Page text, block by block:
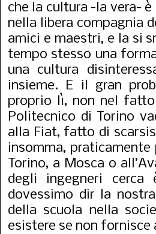
che la cultura -la vera-
nella libera compagnia
amici e maestri, e la si
tempo stesso una
una cultura
insieme. E il gran
proprio lì, non nel
Politecnico di Torino
alla Fiat, fatto di
insomma,
Torino, a Mosca o
degli ingegneri
dovessimo dir la
della scuola nella
esistere se non